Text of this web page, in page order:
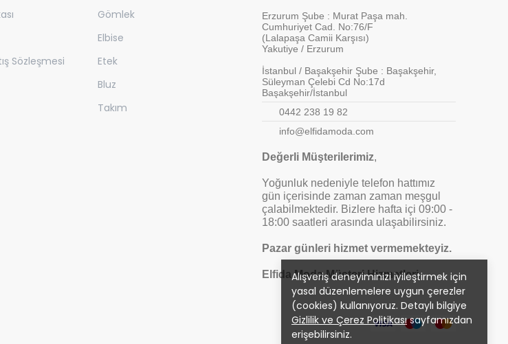
Alışveriş deneyiminizi iyileştirmek için
yasal düzenlemelere uygun çerezler
(cookies) kullanıyoruz. Detaylı bilgiye
Gizlilik ve Çerez Politikasısayfamızdan
erişebilirsiniz.
Sözleşmesi
Gömlek
Elbise
Etek
Bluz
Takım
Erzurum Şube : Murat Paşa mah.
Cumhuriyet Cad. No:76/F
(Lalapaşa Camii Karşısı)
Yakutiye / Erzurum
İstanbul / Başakşehir Şube : Başakşehir,
Süleyman Çelebi Cd No:17d
Başakşehir/İstanbul
0442 238 19 82
info@elfidamoda.com
Değerli Müşterilerimiz,
Yoğunluk nedeniyle telefon hattımız
gün içerisinde zaman zaman meşgul
çalabilmektedir. Bizlere hafta içi 09:00 -
18:00 saatleri arasında ulaşabilirsiniz.
Pazar günleri hizmet vermemekteyiz.
Elfida Moda Müşteri Hizmetleri